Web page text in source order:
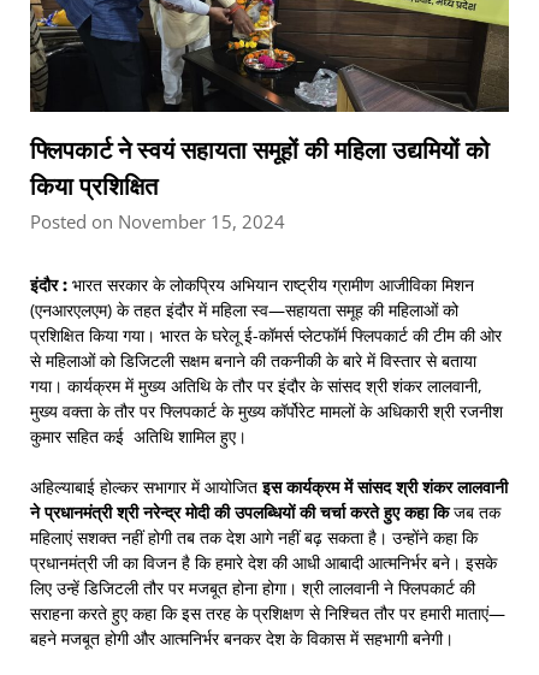
फ्लिपकार्ट ने स्वयं सहायता समूहों की महिला उद्यमियों को
किया प्रशिक्षित
Posted on November 15, 2024
इंदौर: भारत सरकार के लोकप्रिय अभियान राष्ट्रीय ग्रामीण आजीविका मिशन
(एनआरएलएम) के तहत इंदौर में महिला स्व—सहायता समूह की महिलाओं को
प्रशिक्षित किया गया। भारत के घरेलू ई-कॉमर्स प्लेटफॉर्म फ्लिपकार्ट की टीम की ओर
से महिलाओं को डिजिटली सक्षम बनाने की तकनीकी के बारे में विस्तार से बताया
गया। कार्यक्रम में मुख्य अतिथि के तौर पर इंदौर के सांसद श्री शंकर लालवानी,
मुख्य वक्ता के तौर पर फ्लिपकार्ट के मुख्य कॉर्पोरेट मामलों के अधिकारी श्री रजनीश
कुमार सहित कई अतिथि शामिल हुए।
अहिल्याबाई होल्कर सभागार में आयोजितइस कार्यक्रम में सांसद श्री शंकर लालवानी
ने प्रधानमंत्री श्री नरेन्द्र मोदी की उपलब्धियों की चर्चा करते हुए कहा किजब तक
महिलाएं सशक्त नहीं होगी तब तक देश आगे नहीं बढ़ सकता है। उन्होंने कहा कि
प्रधानमंत्री जी का विजन है कि हमारे देश की आधी आबादी आत्मनिर्भर बने। इसके
लिए उन्हें डिजिटली तौर पर मजबूत होना होगा। श्री लालवानी ने फ्लिपकार्ट की
सराहना करते हुए कहा कि इस तरह के प्रशिक्षण से निश्चित तौर पर हमारी माताएं—
बहने मजबूत होगी और आत्मनिर्भर बनकर देश के विकास में सहभागी बनेगी।